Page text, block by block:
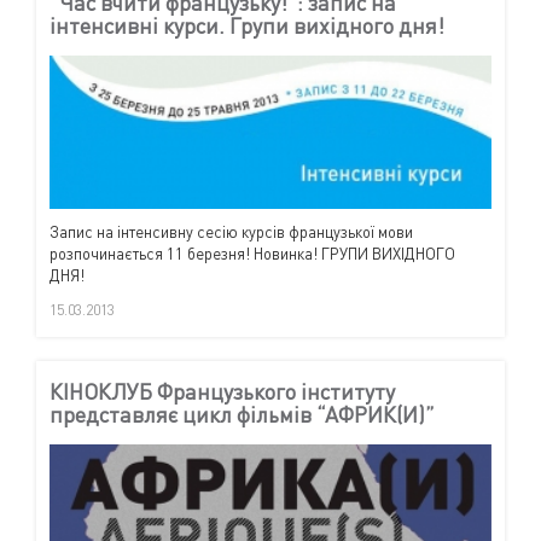
інтенсивні курси. Групи вихідного дня!
Запис на інтенсивну сесію курсів французької мови
розпочинається 11 березня! Новинка! ГРУПИ ВИХІДНОГО
ДНЯ!
15.03.2013
КІНОКЛУБ Французького інституту
представляє цикл фільмів “АФРИК(И)”